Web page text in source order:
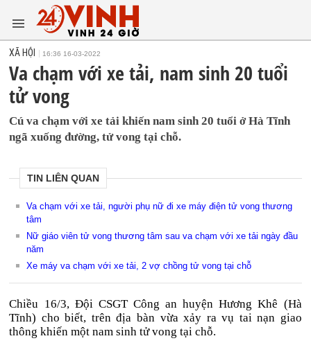
XÃ HỘI 16:36 16-03-2022
Va chạm với xe tải, nam sinh 20 tuổi
tử vong
Cú va chạm với xe tải khiến nam sinh 20 tuổi ở Hà Tĩnh
ngã xuống đường, tử vong tại chỗ.
TIN LIÊN QUAN
Va chạm với xe tải, người phụ nữ đi xe máy điện tử vong thương
tâm
Nữ giáo viên tử vong thương tâm sau va chạm với xe tải ngày đầu
năm
Xe máy va chạm với xe tải, 2 vợ chồng tử vong tại chỗ
Chiều 16/3, Đội CSGT Công an huyện Hương Khê (Hà
Tĩnh) cho biết, trên địa bàn vừa xảy ra vụ tai nạn giao
thông khiến một nam sinh tử vong tại chỗ.